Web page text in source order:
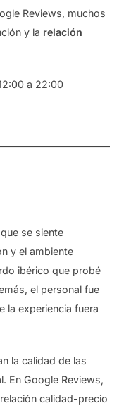
Reviews, muchos
y la relación
a 22:00
se siente
y el ambiente
ibérico que probé
el personal fue
la experiencia fuera
la calidad de las
En Google Reviews,
calidad-precio